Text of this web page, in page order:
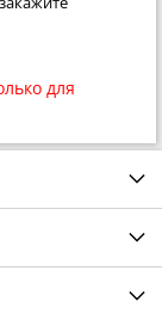
для